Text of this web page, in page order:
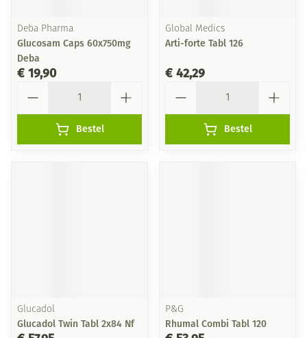
Deba Pharma
Glucosam Caps 60x750mg
Deba
€ 19,90
Bestel
Global Medics
Arti-forte Tabl 126
€ 42,29
Bestel
Glucadol
Glucadol Twin Tabl 2x84 Nf
P&G
Rhumal Combi Tabl 120